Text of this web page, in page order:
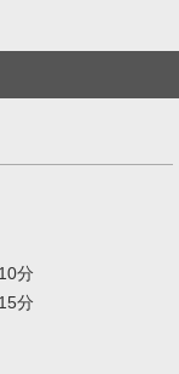
分
分